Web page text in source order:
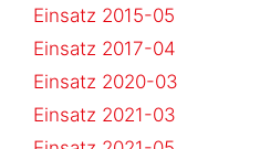
Einsatz 2015-05
Einsatz 2017-04
Einsatz 2020-03
Einsatz 2021-03